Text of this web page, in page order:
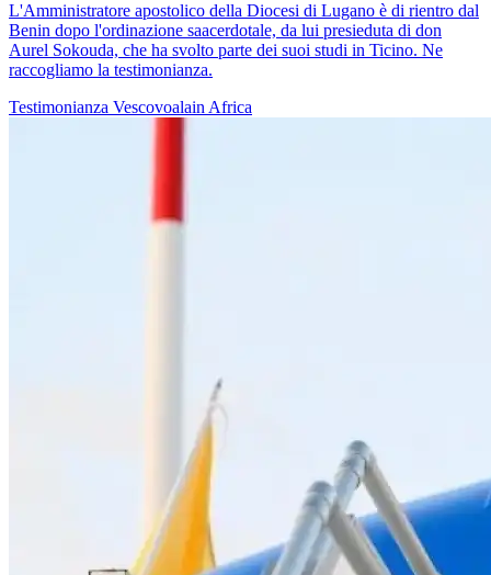
L'Amministratore apostolico della Diocesi di Lugano è di rientro dal
Benin dopo l'ordinazione saacerdotale, da lui presieduta di don
Aurel Sokouda, che ha svolto parte dei suoi studi in Ticino. Ne
raccogliamo la testimonianza.
Testimonianza Vescovoalain Africa